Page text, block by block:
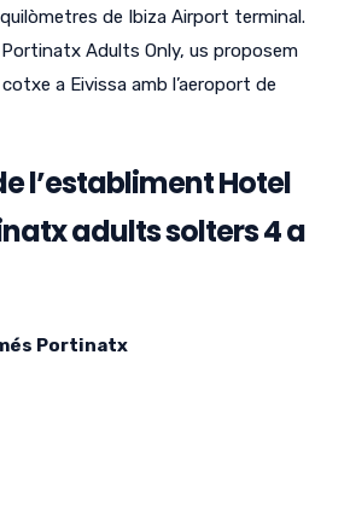
de Ibiza Airport terminal.
Adults Only, us proposem
a Eivissa amb l’aeroport de
l’establiment Hotel
adults solters 4 a
Portinatx